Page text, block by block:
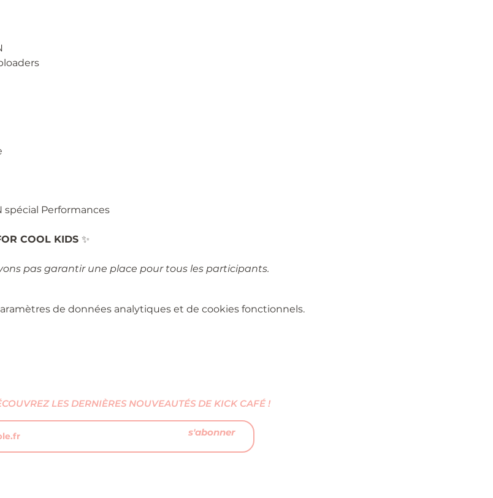
spécial Performances
COOL KIDS ✨
pas garantir une place pour tous les participants.
de données analytiques et de cookies fonctionnels.
LES DERNIÈRES NOUVEAUTÉS DE KICK CAFÉ !
s'abonner